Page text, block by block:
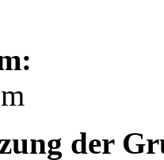
der